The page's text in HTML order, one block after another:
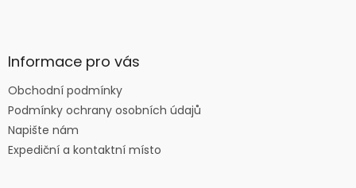
Informace pro vás
Obchodní podmínky
Podmínky ochrany osobních údajů
Napište nám
Expediční a kontaktní místo